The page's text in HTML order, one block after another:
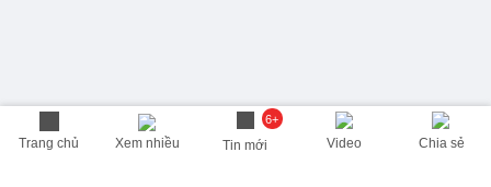
Trang chủ Xem nhiều
6+
Tin mới Video Chia sẻ